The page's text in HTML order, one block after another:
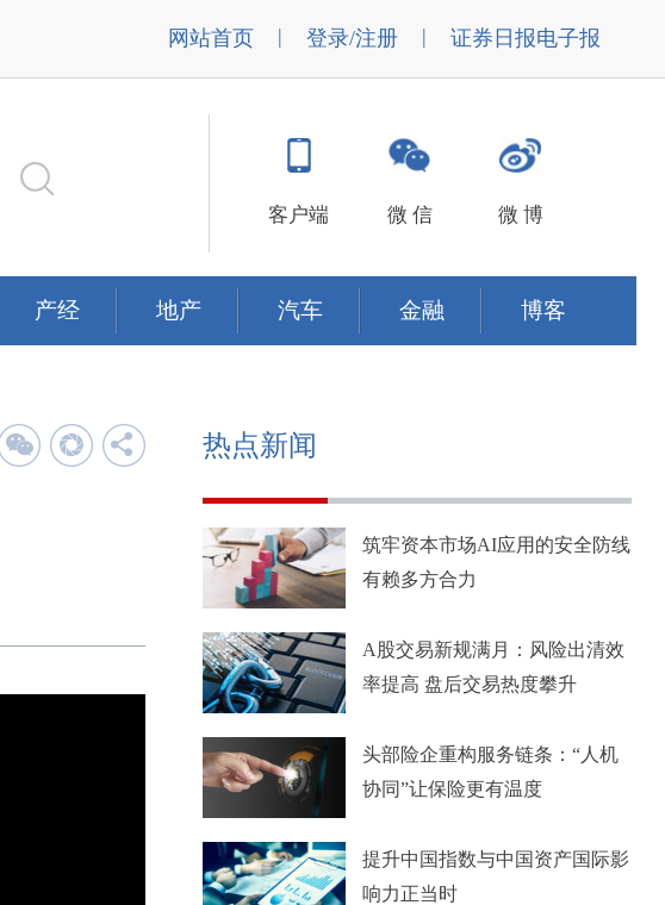
网站首页 | 登录/注册 | 证券日报电子报
客户端 微 信 微 博
产经 地产 汽车 金融 博客
热点新闻
筑牢资本市场AI应用的安全防线
有赖多方合力
A股交易新规满月：风险出清效
率提高 盘后交易热度攀升
头部险企重构服务链条：“人机
协同”让保险更有温度
提升中国指数与中国资产国际影
响力正当时